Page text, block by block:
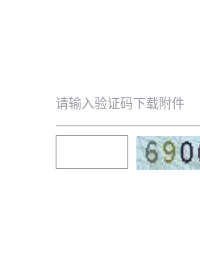
请输入验证码下载附件